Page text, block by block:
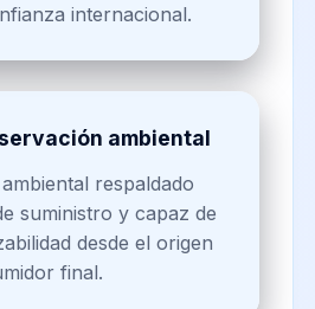
internacional.
ambiental
respaldado
suministro y capaz de
desde el origen
final.